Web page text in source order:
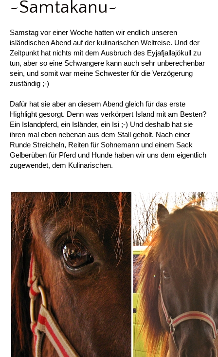
~Samtakanu~
Samstag vor einer Woche hatten wir endlich unseren
isländischen Abend auf der kulinarischen Weltreise. Und der
Zeitpunkt hat nichts mit dem Ausbruch des Eyjafjallajökull zu
tun, aber so eine Schwangere kann auch sehr unberechenbar
sein, und somit war meine Schwester für die Verzögerung
zuständig ;-)
Dafür hat sie aber an diesem Abend gleich für das erste
Highlight gesorgt. Denn was verkörpert Island mit am Besten?
Ein Islandpferd, ein Isländer, ein Isi ;-) Und deshalb hat sie
ihren mal eben nebenan aus dem Stall geholt. Nach einer
Runde Streicheln, Reiten für Sohnemann und einem Sack
Gelberüben für Pferd und Hunde haben wir uns dem eigentlich
zugewendet, dem Kulinarischen.